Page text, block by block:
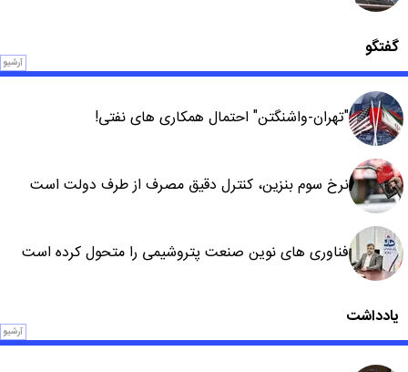
گفتگو
آرشیو
"تهران-واشنگتن" احتمال همکاری های نفتی!
نرخ سوم بنزین، کنترل دقیق مصرف از طرف دولت است
فناوری های نوین صنعت پتروشیمی را متحول کرده است
یادداشت
آرشیو